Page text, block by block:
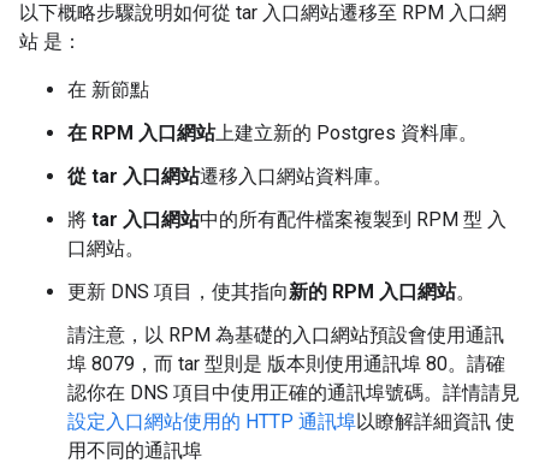
以下概略步驟說明如何從 tar 入口網站遷移至 RPM 入口網
站 是：
在 新節點
在 RPM 入口網站上建立新的 Postgres 資料庫。
從 tar 入口網站遷移入口網站資料庫。
將 tar 入口網站中的所有配件檔案複製到 RPM 型 入
口網站。
更新 DNS 項目，使其指向新的 RPM 入口網站。
請注意，以 RPM 為基礎的入口網站預設會使用通訊
埠 8079，而 tar 型則是 版本則使用通訊埠 80。請確
認你在 DNS 項目中使用正確的通訊埠號碼。詳情請見
設定入口網站使用的 HTTP 通訊埠以瞭解詳細資訊 使
用不同的通訊埠